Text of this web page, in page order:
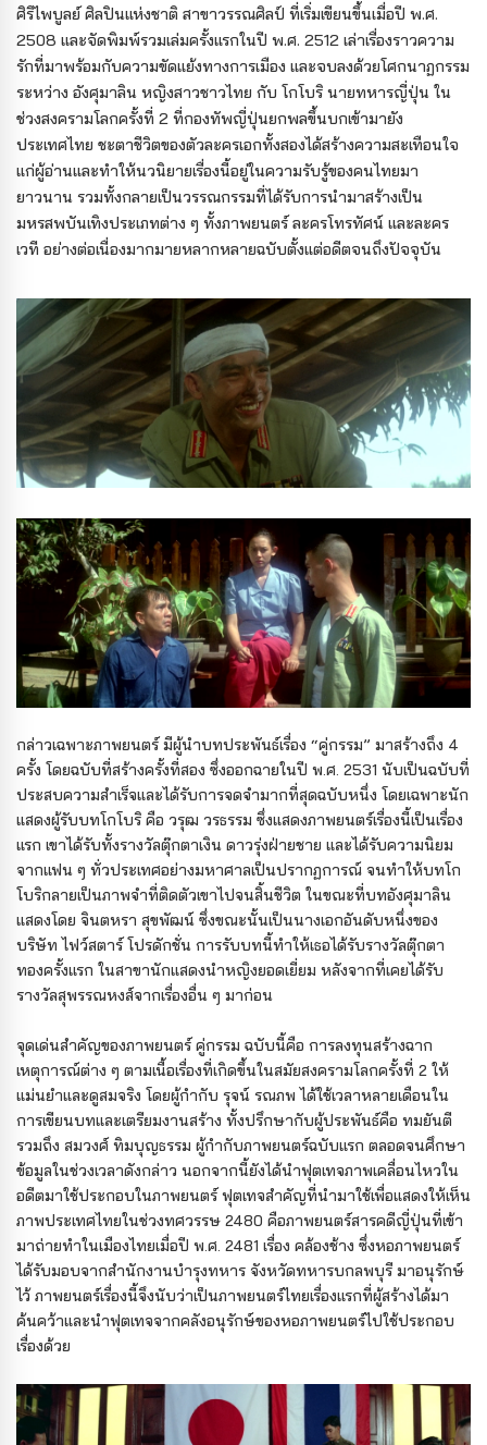
ศิริไพบูลย์ ศิลปินแห่งชาติ สาขาวรรณศิลป์ ที่เริ่มเขียนขึ้นเมื่อปี พ.ศ.
2508 และจัดพิมพ์รวมเล่มครั้งแรกในปี พ.ศ. 2512 เล่าเรื่องราวความ
รักที่มาพร้อมกับความขัดแย้งทางการเมือง และจบลงด้วยโศกนาฏกรรม
ระหว่าง อังศุมาลิน หญิงสาวชาวไทย กับ โกโบริ นายทหารญี่ปุ่น ใน
ช่วงสงครามโลกครั้งที่ 2 ที่กองทัพญี่ปุ่นยกพลขึ้นบกเข้ามายัง
ประเทศไทย ชะตาชีวิตของตัวละครเอกทั้งสองได้สร้างความสะเทือนใจ
แก่ผู้อ่านและทำให้นวนิยายเรื่องนี้อยู่ในความรับรู้ของคนไทยมา
ยาวนาน รวมทั้งกลายเป็นวรรณกรรมที่ได้รับการนำมาสร้างเป็น
มหรสพบันเทิงประเภทต่าง ๆ ทั้งภาพยนตร์ ละครโทรทัศน์ และละคร
เวที อย่างต่อเนื่องมากมายหลากหลายฉบับตั้งแต่อดีตจนถึงปัจจุบัน
กล่าวเฉพาะภาพยนตร์ มีผู้นำบทประพันธ์เรื่อง “คู่กรรม” มาสร้างถึง 4
ครั้ง โดยฉบับที่สร้างครั้งที่สอง ซึ่งออกฉายในปี พ.ศ. 2531 นับเป็นฉบับที่
ประสบความสำเร็จและได้รับการจดจำมากที่สุดฉบับหนึ่ง โดยเฉพาะนัก
แสดงผู้รับบทโกโบริ คือ วรุฒ วรธรรม ซึ่งแสดงภาพยนตร์เรื่องนี้เป็นเรื่อง
แรก เขาได้รับทั้งรางวัลตุ๊กตาเงิน ดาวรุ่งฝ่ายชาย และได้รับความนิยม
จากแฟน ๆ ทั่วประเทศอย่างมหาศาลเป็นปรากฏการณ์ จนทำให้บทโก
โบริกลายเป็นภาพจำที่ติดตัวเขาไปจนสิ้นชีวิต ในขณะที่บทอังศุมาลิน
แสดงโดย จินตหรา สุขพัฒน์ ซึ่งขณะนั้นเป็นนางเอกอันดับหนึ่งของ
บริษัท ไฟว์สตาร์ โปรดักชั่น การรับบทนี้ทำให้เธอได้รับรางวัลตุ๊กตา
ทองครั้งแรก ในสาขานักแสดงนำหญิงยอดเยี่ยม หลังจากที่เคยได้รับ
รางวัลสุพรรณหงส์จากเรื่องอื่น ๆ มาก่อน
จุดเด่นสำคัญของภาพยนตร์ คู่กรรม ฉบับนี้คือ การลงทุนสร้างฉาก
เหตุการณ์ต่าง ๆ ตามเนื้อเรื่องที่เกิดขึ้นในสมัยสงครามโลกครั้งที่ 2 ให้
แม่นยำและดูสมจริง โดยผู้กำกับ รุจน์ รณภพ ได้ใช้เวลาหลายเดือนใน
การเขียนบทและเตรียมงานสร้าง ทั้งปรึกษากับผู้ประพันธ์คือ ทมยันตี
รวมถึง สมวงศ์ ทิมบุญธรรม ผู้กำกับภาพยนตร์ฉบับแรก ตลอดจนศึกษา
ข้อมูลในช่วงเวลาดังกล่าว นอกจากนี้ยังได้นำฟุตเทจภาพเคลื่อนไหวใน
อดีตมาใช้ประกอบในภาพยนตร์ ฟุตเทจสำคัญที่นำมาใช้เพื่อแสดงให้เห็น
ภาพประเทศไทยในช่วงทศวรรษ 2480 คือภาพยนตร์สารคดีญี่ปุ่นที่เข้า
มาถ่ายทำในเมืองไทยเมื่อปี พ.ศ. 2481 เรื่อง คล้องช้าง ซึ่งหอภาพยนตร์
ได้รับมอบจากสำนักงานบำรุงทหาร จังหวัดทหารบกลพบุรี มาอนุรักษ์
ไว้ ภาพยนตร์เรื่องนี้จึงนับว่าเป็นภาพยนตร์ไทยเรื่องแรกที่ผู้สร้างได้มา
ค้นคว้าและนำฟุตเทจจากคลังอนุรักษ์ของหอภาพยนตร์ไปใช้ประกอบ
เรื่องด้วย